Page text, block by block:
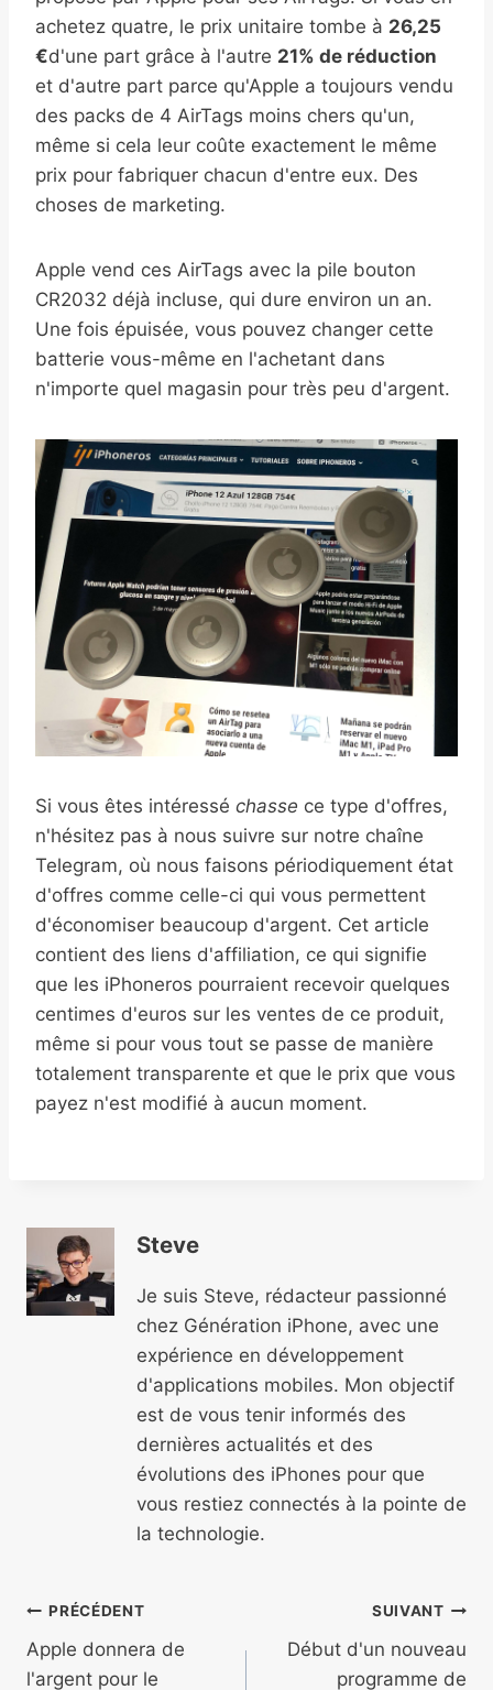
achetez quatre, le prix unitaire tombe à 26,25
€d'une part grâce à l'autre 21% de réduction
et d'autre part parce qu'Apple a toujours vendu
des packs de 4 AirTags moins chers qu'un,
même si cela leur coûte exactement le même
prix pour fabriquer chacun d'entre eux. Des
choses de marketing.
Apple vend ces AirTags avec la pile bouton
CR2032 déjà incluse, qui dure environ un an.
Une fois épuisée, vous pouvez changer cette
batterie vous-même en l'achetant dans
n'importe quel magasin pour très peu d'argent.
Si vous êtes intéressé chasse ce type d'offres,
n'hésitez pas à nous suivre sur notre chaîne
Telegram, où nous faisons périodiquement état
d'offres comme celle-ci qui vous permettent
d'économiser beaucoup d'argent. Cet article
contient des liens d'affiliation, ce qui signifie
que les iPhoneros pourraient recevoir quelques
centimes d'euros sur les ventes de ce produit,
même si pour vous tout se passe de manière
totalement transparente et que le prix que vous
payez n'est modifié à aucun moment.
Steve
Je suis Steve, rédacteur passionné
chez Génération iPhone, avec une
expérience en développement
d'applications mobiles. Mon objectif
est de vous tenir informés des
dernières actualités et des
évolutions des iPhones pour que
vous restiez connectés à la pointe de
la technologie.
Navigation
de
PRÉCÉDENT
Apple donnera de
l'argent pour le
SUIVANT
Début d'un nouveau
programme de